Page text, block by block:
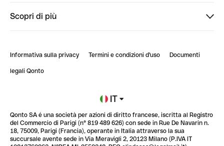
PowerUp
StrongHer Mentorship | Notion: come organizzare...
Scopri di più
Blog
Glossario finanziario
Informativa sulla privacy Termini e condizioni d'uso Documenti
legali Qonto
IT
Qonto SA é una società per azioni di diritto francese, iscritta al Registro
del Commercio di Parigi (n° 819 489 626) con sede in Rue De Navarin n.
18, 75009, Parigi (Francia), operante in Italia attraverso la sua
succursale avente sede in Via Meravigli 2, 20123 Milano (P.IVA IT